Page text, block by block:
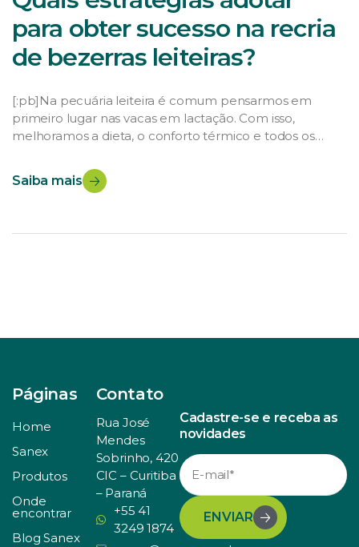
para obter sucesso na recria
de bezerras leiteiras?
[:pb]Na pecuária leiteira é comum pensarmos em
primeiro lugar nas vacas em lactação. Com isso,
melhoramos a dieta, o conforto térmico e todos os
animais produzam cada vez mais e melhor. Este
comportamento é natural, visto que são elas as
Saiba mais
Páginas
Home
Sanex
Produtos
Onde
encontrar
Blog Sanex
Contato
Rua José
Mendes
Sobrinho, 420
CIC – Curitiba
– Paraná
+55 41
3249 1874
Cadastre-se e receba as
novidades
ENVIAR